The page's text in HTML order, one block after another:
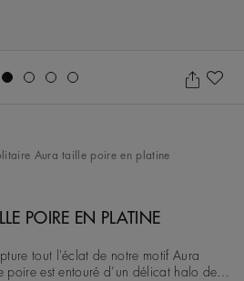
Aura taille poire en platine
POIRE EN PLATINE
tout l'éclat de notre motif Aura
poire est entouré d’un délicat halo de